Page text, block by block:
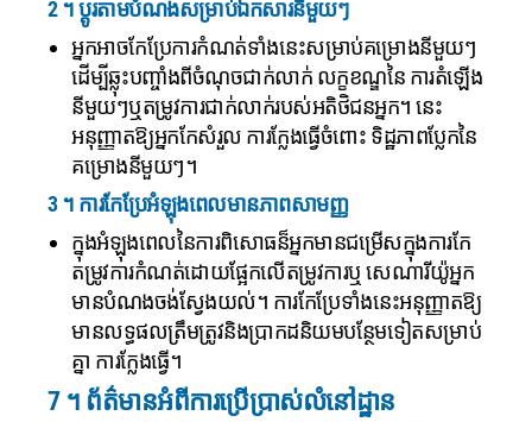
2 ។ ប្ដូរតាមបំណងសម្រាប់ឯកសារនីមួយៗ
អ្នកអាចកែប្រែការកំណត់ទាំងនេះសម្រាប់គម្រោងនីមួយៗ
ដើម្បីឆ្លុះបញ្ចាំងពីចំណុចជាក់លាក់ លក្ខខណ្ឌនៃ ការតំឡើង
នីមួយៗឬតម្រូវការជាក់លាក់របស់អតិថិជនអ្នក។ នេះ
អនុញ្ញាតឱ្យអ្នកកែសំរួល ការក្លែងធ្វើចំពោះ ទិដ្ឋភាពប្លែកនៃ
គម្រោងនីមួយៗ។
3 ។ ការកែប្រែអំឡុងពេលមានភាពសាមញ្ញ
ក្នុងអំឡុងពេលនៃការពិសោធន៏អ្នកមានជម្រើសក្នុងការកែ
តម្រូវការកំណត់ដោយផ្អែកលើតម្រូវការឬ សេណារីយ៉ូអ្នក
មានបំណងចង់ស្វែងយល់។ ការកែប្រែទាំងនេះអនុញ្ញាតឱ្យ
មានលទ្ធផលត្រឹមត្រូវនិងប្រាកដនិយមបន្ថែមទៀតសម្រាប់
គ្នា ការក្លែងធ្វើ។
7 ។ ព័ត៌មានអំពីការប្រើប្រាស់លំនៅដ្ឋាន